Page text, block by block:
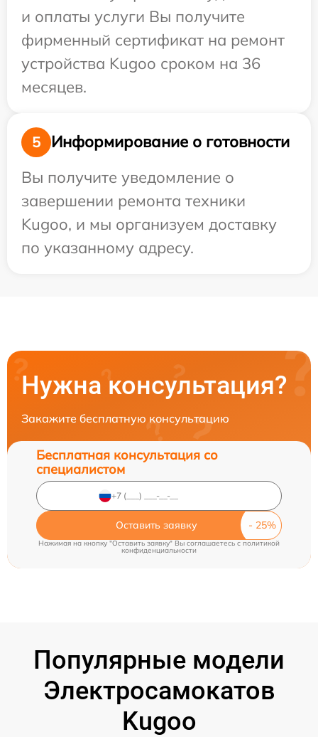
и оплаты услуги Вы получите
фирменный сертификат на ремонт
устройства Kugoo сроком на 36
месяцев.
5
Информирование о готовности
Вы получите уведомление о
завершении ремонта техники
Kugoo, и мы организуем доставку
по указанному адресу.
Нужна консультация?
Закажите бесплатную консультацию
Бесплатная консультация со
специалистом
Оставить заявку
Нажимая на кнопку "Оставить заявку" Вы соглашаетесь cполитикой
конфиденциальности
Популярные модели
Электросамокатов
Kugoo